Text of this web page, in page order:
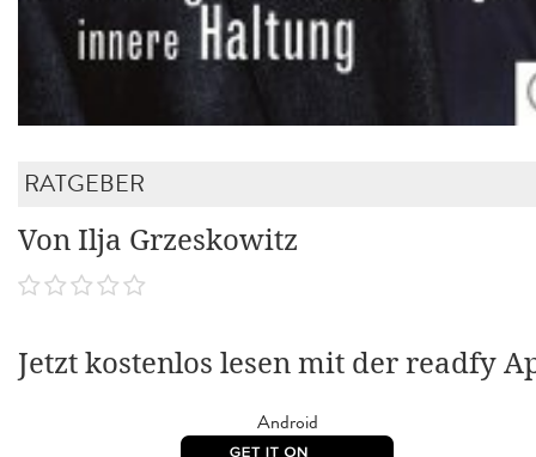
RATGEBER
Von Ilja Grzeskowitz
Jetzt kostenlos lesen mit der readfy
Android